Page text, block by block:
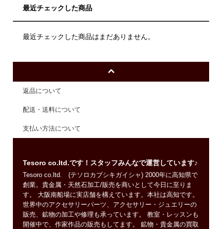
最近チェックした商品
最近チェックした商品はまだありません。
返品について
配送・送料について
支払い方法について
Tesoro co.ltd.です！スタッフみんなで運営しています♪
Tesoro co.ltd. (テソロカブシキガイシャ) 2000年に高知県で
創業。貴金属・天然石加工/販売を商いとして今日に至りま
す。 大阪南船場に実店舗を構えています。本社は高知です。
世界中のアクセサリーパーツ、アクセサリー・ジュエリーの
販売、鉱物の加工や修理も承っています。 教室・レッスンも
開催中で、作家作品の販売もしてます。 鉱物・貴金属の買取